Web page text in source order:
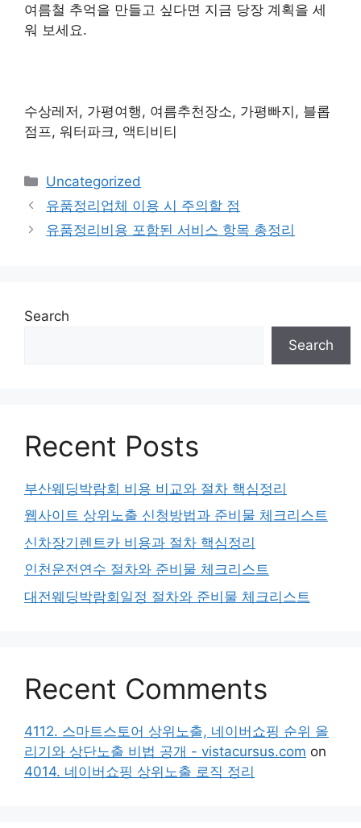
여름철 추억을 만들고 싶다면 지금 당장 계획을 세
워 보세요.
수상레저, 가평여행, 여름추천장소, 가평빠지, 블롭
점프, 워터파크, 액티비티
Categories
Uncategorized
유품정리업체 이용 시 주의할 점
유품정리비용 포함된 서비스 항목 총정리
Search
Search
Recent Posts
부산웨딩박람회 비용 비교와 절차 핵심정리
웹사이트 상위노출 신청방법과 준비물 체크리스트
신차장기렌트카 비용과 절차 핵심정리
인천운전연수 절차와 준비물 체크리스트
대전웨딩박람회일정 절차와 준비물 체크리스트
Recent Comments
4112. 스마트스토어 상위노출, 네이버쇼핑 순위 올
리기와 상단노출 비법 공개 - vistacursus.com on
4014. 네이버쇼핑 상위노출 로직 정리